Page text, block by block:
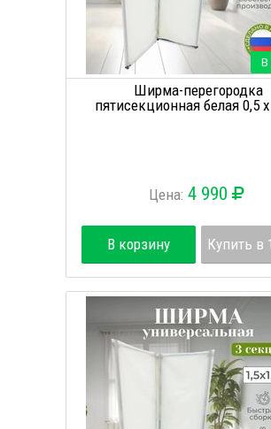
В
Ширма-перегородка
пятисекционная белая 0,5
Цена: 4 990
В корзину Купить в